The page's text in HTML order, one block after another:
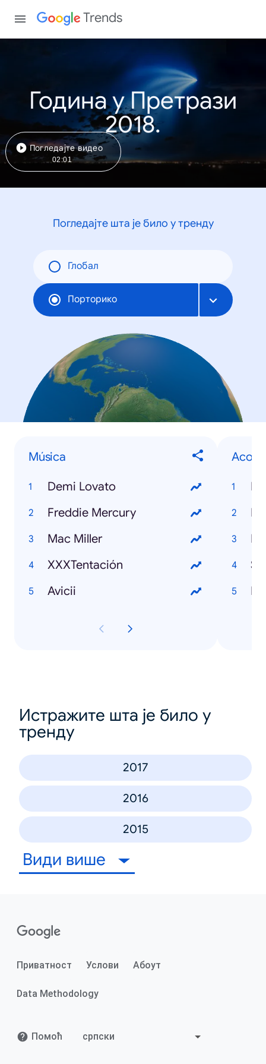
Trends
Година у Претрази
2018.
Погледајте видео
02:01
Погледајте шта је било у тренду
Глобал
Порторико
Música
Demi Lovato
Freddie Mercury
Mac Miller
XXXTentación
Avicii
Истражите шта је било у
тренду
2017
2016
2015
Види више
Приватност Услови Абоут
Data Methodology
Помоћ